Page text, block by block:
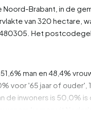
Noord-Brabant , in de
van 320 hectare,
Het
man en 48,4%
voor '65 jaar of ouder',
de inwoners is 50,0%
daarvan zijn